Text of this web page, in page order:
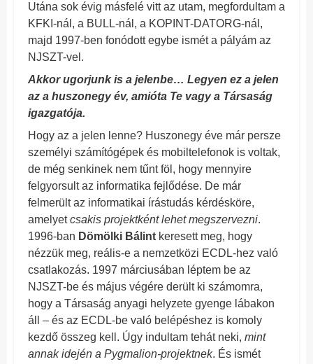
Utána sok évig másfelé vitt az utam, megfordultam a
KFKI-nál, a BULL-nál, a KOPINT-DATORG-nál,
majd 1997-ben fonódott egybe ismét a pályám az
NJSZT-vel.
Akkor ugorjunk is a jelenbe… Legyen ez a jelen
az a huszonegy év, amióta Te vagy a Társaság
igazgatója.
Hogy az a jelen lenne? Huszonegy éve már persze
személyi számítógépek és mobiltelefonok is voltak,
de még senkinek nem tűnt föl, hogy mennyire
felgyorsult az informatika fejlődése. De már
felmerült az informatikai írástudás kérdésköre,
amelyetcsakis projektként lehet megszervezni.
1996-ban Dömölki Bálint keresett meg, hogy
nézzük meg, reális-e a nemzetközi ECDL-hez való
csatlakozás. 1997 márciusában léptem be az
NJSZT-be és május végére derült ki számomra,
hogy a Társaság anyagi helyzete gyenge lábakon
áll – és az ECDL-be való belépéshez is komoly
kezdő összeg kell. Úgy indultam tehát neki, mint
annak idején a Pygmalion-projektnek. És ismét